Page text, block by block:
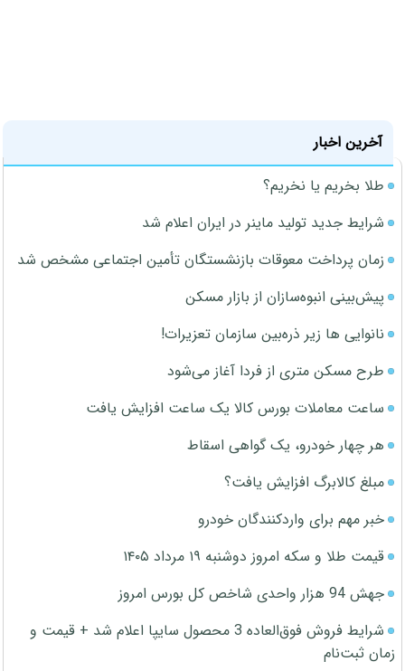
آخرین اخبار
طلا بخریم یا نخریم؟
شرایط جدید تولید ماینر در ایران اعلام شد
زمان پرداخت معوقات بازنشستگان تأمین اجتماعی مشخص شد
پیش‌بینی انبوه‌سازان از بازار مسکن
نانوایی ها زیر ذره‌بین سازمان تعزیرات!
طرح مسکن متری از فردا آغاز می‌شود
ساعت معاملات بورس کالا یک ساعت افزایش یافت
هر چهار خودرو، یک گواهی اسقاط
مبلغ کالابرگ افزایش یافت؟
خبر مهم برای واردکنندگان خودرو
قیمت طلا و سکه امروز دوشنبه ۱۹ مرداد ۱۴۰۵
جهش 94 هزار واحدی شاخص کل بورس امروز
شرایط فروش فوق‌العاده 3 محصول سایپا اعلام شد + قیمت و
زمان ثبت‌نام